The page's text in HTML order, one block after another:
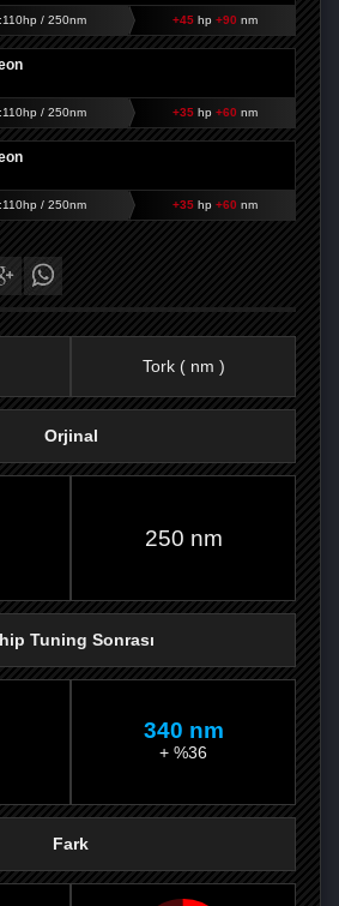
/ 250nm +45hp +90 nm
/ 250nm +35hp +60 nm
/ 250nm +35hp +60 nm
Tork ( nm )
Orjinal
250 nm
Tuning Sonrası
340 nm
+ %36
Fark